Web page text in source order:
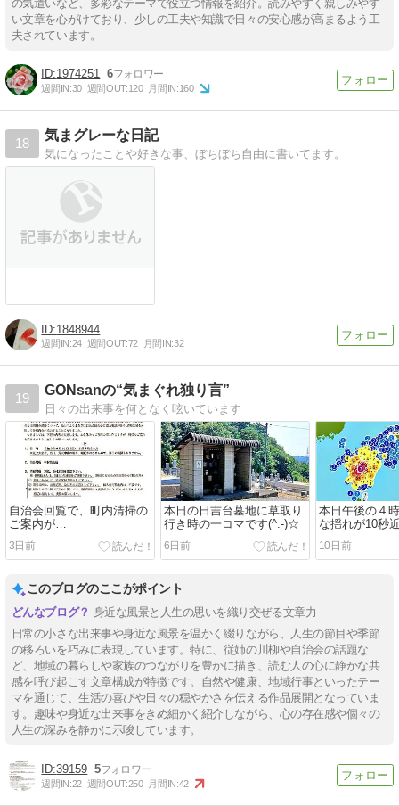
の気遣いなど、多彩なテーマで役立つ情報を紹介。読みやすく親しみやす
い文章を心がけており、少しの工夫や知識で日々の安心感が高まるよう工
夫されています。
1974251 6
週間IN:30 週間OUT:120 月間IN:160
18
気まグレーな日記
気になったことや好きな事、ぼちぼち自由に書いてます。
1848944
週間IN:24 週間OUT:72 月間IN:32
19
GONsanの“気まぐれ独り言”
日々の出来事を何となく呟いています
自治会回覧で、町内清掃の
ご案内が…
3日前
本日の日吉台墓地に草取り
行き時の一コマです(^.-)☆
6日前
本日午後の４
な揺れが10秒
味な気持ちに
10日前
このブログのここがポイント
身近な風景と人生の思いを織り交ぜる文章力
日常の小さな出来事や身近な風景を温かく綴りながら、人生の節目や季節
の移ろいを巧みに表現しています。特に、従姉の川柳や自治会の話題な
ど、地域の暮らしや家族のつながりを豊かに描き、読む人の心に静かな共
感を呼び起こす文章構成が特徴です。自然や健康、地域行事といったテー
マを通じて、生活の喜びや日々の穏やかさを伝える作品展開となっていま
す。趣味や身近な出来事をきめ細かく紹介しながら、心の存在感や個々の
人生の深みを静かに示唆しています。
39159 5
週間IN:22 週間OUT:250 月間IN:42